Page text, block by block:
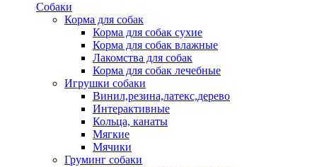
Собаки
Корма для собак
Корма для собак сухие
Корма для собак влажные
Лакомства для собак
Корма для собак лечебные
Игрушки собаки
Винил,резина,латекс,дерево
Интерактивные
Кольца, канаты
Мягкие
Мячики
Груминг собаки